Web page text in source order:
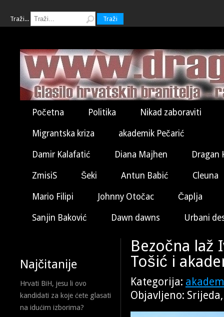
Traži... Traži
Početna Politika Nikad zaboraviti
Migrantska kriza akademik Pečarić
Damir Kalafatić Diana Majhen Dragan
ZmisiS Šeki Antun Babić Cleuna
Mario Filipi Johnny Otočac Čaplja
Sanjin Baković Dawn dawns Urbani
Najčitanije
Hrvati BiH, jesu li ovo
kandidati za koje ćete glasati
na idućim izborima?
Bezočna
Tošić i
Kategorija:
Objavljeno: